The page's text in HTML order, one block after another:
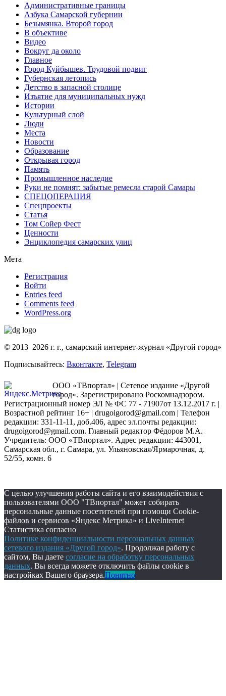
Административные границы
Азбука Самарской губернии
Безымянка. Второй город
В объективе
Видео
Вокруг да около
Главное
Город Куйбышев. Трудовой подвиг
Губернская летопись
Детство в запасной столице
Изъятие для муниципальных нужд
Истории
Культурный слой
Люди
Места
Новости
Образование
Открывая город
Память
Промышленное наследие
Руки не помнят: забытые ремесла старой Самары
СПЕЦОПЕРАЦИЯ
Спецпроекты
Статья
Том Сойер Фест
Ценности
Энциклопедия самарских улиц
Мета
Регистрация
Войти
Entries feed
Comments feed
WordPress.org
© 2013–2026 г. г., самарский интернет-журнал «Другой город»
Подписывайтесь: Вконтакте, Telegram
ООО «ТВпортал» | Сетевое издание «Другой
город». Зарегистрировано Роскомнадзором.
Регистрационный номер ЭЛ № ФС 77 - 71907от 13.12.2017 г. |
Возрастной рейтинг 16+ | drugoigorod@gmail.com | Телефон
редакции: 331-11-11, доб.406, адрес эл.почты редакции:
drugoigorod@gmail.com. Главный редактор Фёдоров М.А.
Учредитель: ООО «ТВпортал». Адрес редакции: 443001,
Самарская обл., г. Самара, ул. Ульяновская/Ярмарочная, д.
52/55, комн. 6
С целью улучшения работы сайта и его взаимодействия с
пользователями ООО "ТВпортал" может собирать
персональные данные посетителей при помощи Cookie-
файлов и сервисов «Яндекс Метрика» и LiveInternet
Статистика согласно
Политике конфиденциальности персональных данных
сетевого издания «Другой город». Продолжая работу с
сайтом, Вы даете согласие на обработку персональных
данных. Вы всегда можете отключить файлы cookie в
настройках Вашего браузера.Понятно